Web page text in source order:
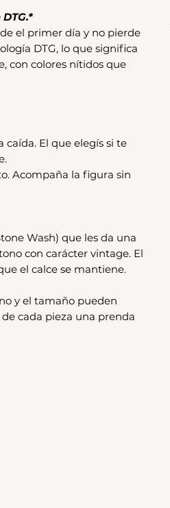
el primer día y no pierde
DTG, lo que significa
con colores nítidos que
caída. El que elegís si te
Acompaña la figura sin
Wash) que les da una
con carácter vintage. El
el calce se mantiene.
y el tamaño pueden
cada pieza una prenda